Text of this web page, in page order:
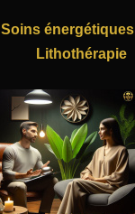
Soins énergétiques
Lithothérapie